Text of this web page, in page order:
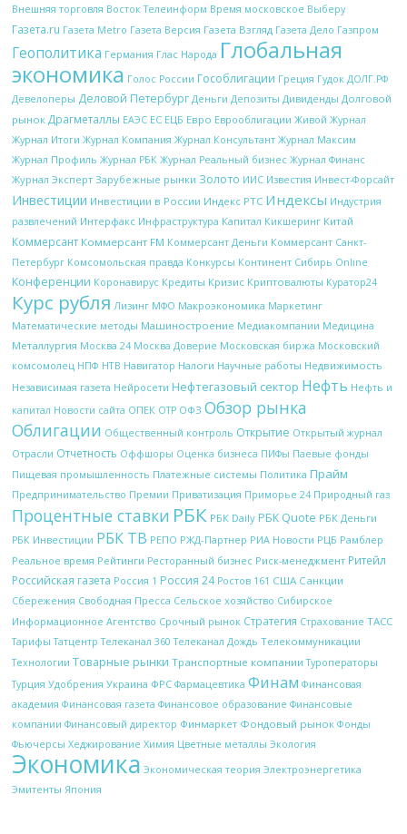
Внешняя торговля Восток Телеинформ Время московское Выберу
Газета.ru Газета Metro Газета Версия Газета Взгляд Газета Дело Газпром
Геополитика Германия Глас Народа Глобальная
экономика Голос России Гособлигации Греция Гудок ДОЛГ.РФ
Девелоперы Деловой Петербург Деньги Депозиты Дивиденды Долговой
рынок Драгметаллы ЕАЭС ЕС ЕЦБ Евро Еврооблигации Живой Журнал
Журнал Итоги Журнал Компания Журнал Консультант Журнал Максим
Журнал Профиль Журнал РБК Журнал Реальный бизнес Журнал Финанс
Журнал Эксперт Зарубежные рынки Золото ИИС Известия Инвест-Форсайт
Инвестиции Инвестиции в России Индекс РТС Индексы Индустрия
развлечений Интерфакс Инфраструктура Капитал Кикшеринг Китай
Коммерсант Коммерсант FM Коммерсант Деньги Коммерсант Санкт-
Петербург Комсомольская правда Конкурсы Континент Сибирь Online
Конференции Коронавирус Кредиты Кризис Криптовалюты Куратор24
Курс рубля Лизинг МФО Макроэкономика Маркетинг
Математические методы Машиностроение Медиакомпании Медицина
Металлургия Москва 24 Москва Доверие Московская биржа Московский
комсомолец НПФ НТВ Навигатор Налоги Научные работы Недвижимость
Независимая газета Нейросети Нефтегазовый сектор Нефть Нефть и
капитал Новости сайта ОПЕК ОТР ОФЗ Обзор рынка
Облигации Общественный контроль Открытие Открытый журнал
Отрасли Отчетность Оффшоры Оценка бизнеса ПИФы Паевые фонды
Пищевая промышленность Платежные системы Политика Прайм
Предпринимательство Премии Приватизация Приморье 24 Природный газ
Процентные ставки РБК РБК Daily РБК Quote РБК Деньги
РБК Инвестиции РБК ТВ РЕПО РЖД-Партнер РИА Новости РЦБ Рамблер
Реальное время Рейтинги Ресторанный бизнес Риск-менеджмент Ритейл
Российская газета Россия 1 Россия 24 Ростов 161 США Санкции
Сбережения Свободная Пресса Сельское хозяйство Сибирское
Информационное Агентство Срочный рынок Стратегия Страхование ТАСС
Тарифы Татцентр Телеканал 360 Телеканал Дождь Телекоммуникации
Технологии Товарные рынки Транспортные компании Туроператоры
Турция Удобрения Украина ФРС Фармацевтика Финам Финансовая
академия Финансовая газета Финансовое образование Финансовые
компании Финансовый директор Финмаркет Фондовый рынок Фонды
Фьючерсы Хеджирование Химия Цветные металлы Экология
Экономика Экономическая теория Электроэнергетика
Эмитенты Япония